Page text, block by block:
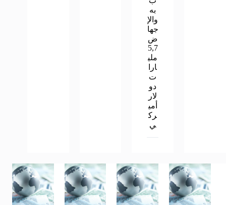
به
والإ
جها
ض
5,7
ملي
ارا
ت
دو
لار
أمي
رك
ي